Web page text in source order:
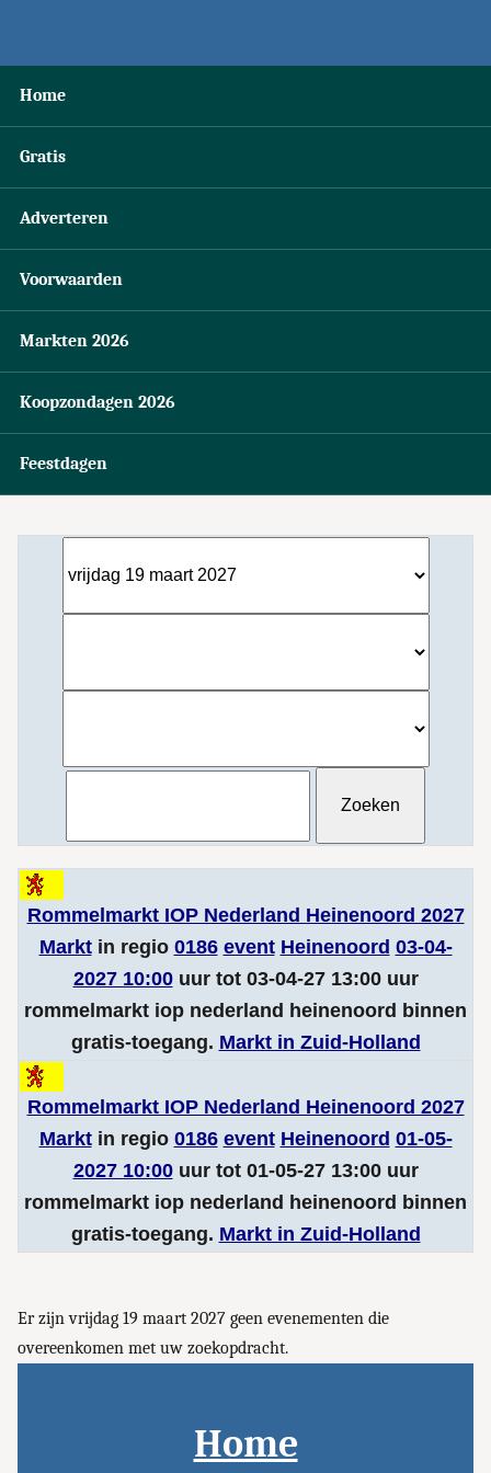
Home
Gratis
Adverteren
Voorwaarden
Markten 2026
Koopzondagen 2026
Feestdagen
Rommelmarkt IOP Nederland Heinenoord 2027
Marktin regio 0186 event Heinenoord 03-04-
2027 10:00uur tot 03-04-27 13:00 uur
rommelmarkt iop nederland heinenoord binnen
gratis-toegang. Markt in Zuid-Holland
Rommelmarkt IOP Nederland Heinenoord 2027
Marktin regio 0186 event Heinenoord 01-05-
2027 10:00uur tot 01-05-27 13:00 uur
rommelmarkt iop nederland heinenoord binnen
gratis-toegang. Markt in Zuid-Holland
Er zijn vrijdag 19 maart 2027 geen evenementen die
overeenkomen met uw zoekopdracht.
Home